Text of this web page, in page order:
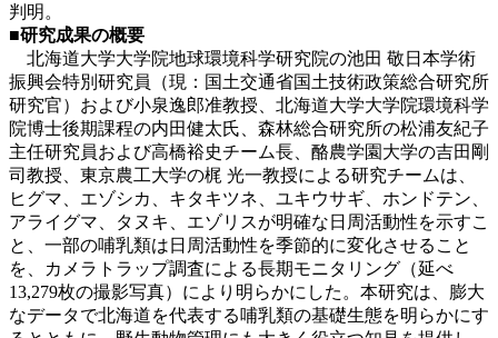
判明。
■研究成果の概要
北海道大学大学院地球環境科学研究院の池田 敬日本学術
振興会特別研究員（現：国土交通省国土技術政策総合研究所
研究官）および小泉逸郎准教授、北海道大学大学院環境科学
院博士後期課程の内田健太氏、森林総合研究所の松浦友紀子
主任研究員および高橋裕史チーム長、酪農学園大学の吉田剛
司教授、東京農工大学の梶 光一教授による研究チームは、
ヒグマ、エゾシカ、キタキツネ、ユキウサギ、ホンドテン、
アライグマ、タヌキ、エゾリスが明確な日周活動性を示すこ
と、一部の哺乳類は日周活動性を季節的に変化させること
を、カメラトラップ調査による長期モニタリング（延べ
13,279枚の撮影写真）により明らかにした。本研究は、膨大
なデータで北海道を代表する哺乳類の基礎生態を明らかにす